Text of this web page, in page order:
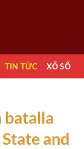
TIN TỨC XỔ SỐ
batalla
and